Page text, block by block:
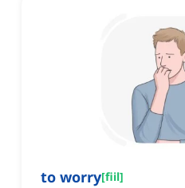
to worry[fiil]